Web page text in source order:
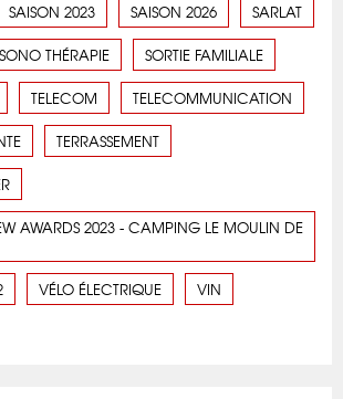
SAISON 2023 SAISON 2026 SARLAT
SONO THÉRAPIE SORTIE FAMILIALE
TELECOM TELECOMMUNICATION
TERRASSEMENT
AWARDS 2023 - CAMPING LE MOULIN DE
VÉLO ÉLECTRIQUE VIN